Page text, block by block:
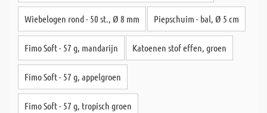
Wiebelogen rond - 50 st., Ø 8 mm Piepschuim - bal, Ø 5 cm
Fimo Soft - 57 g, mandarijn Katoenen stof effen, groen
Fimo Soft - 57 g, appelgroen
Fimo Soft - 57 g, tropisch groen